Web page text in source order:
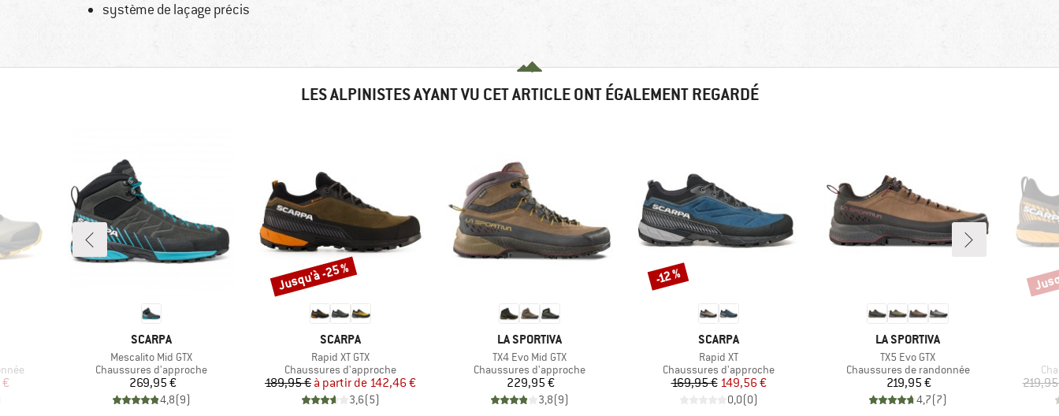
système de laçage précis
LES ALPINISTES AYANT VU CET ARTICLE ONT ÉGALEMENT REGARDÉ
€
MARQUE
SCARPA
Article
Mescalito Mid GTX
Product group
Chaussures d'approche
Prix
269,95 €
4,8(9)
MARQUE
SCARPA
Article
Rapid XT GTX
Product group
Chaussures d'approche
Prix
189,95 € Prix réduit
à partir de 142,46 €
3,6(5)
Remise
Jusqu'à -25 %
MARQUE
LA SPORTIVA
Article
TX4 Evo Mid GTX
Product group
Chaussures d'approche
Prix
229,95 €
3,8(9)
MARQUE
SCARPA
Article
Rapid XT
Product group
Chaussures d'approche
Prix
169,95 €Prix réduit
149,56 €
0,0(0)
Remise
-12 %
MARQUE
LA SPORTIVA
Article
TX5 Evo GTX
Product group
Chaussures de randonnée
Prix
219,95 €
4,7(7)